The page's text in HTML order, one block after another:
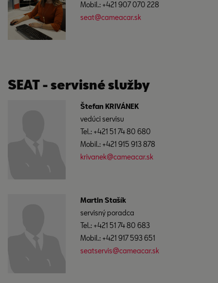
Mobil.: +421 907 070 228
seat@cameacar.sk
SEAT - servisné služby
Štefan KRIVÁNEK
vedúci servisu
Tel.: +421 51 74 80 680
Mobil.: +421 915 913 878
krivanek@cameacar.sk
Martin Stašík
servisný poradca
Tel.: +421 51 74 80 683
Mobil.: +421 917 593 651
seatservis@cameacar.sk